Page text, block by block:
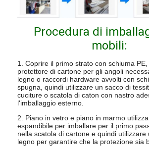
Procedura di
mobili:
1. Coprire il primo strato con schiuma
protettore di cartone per gli angoli
legno o raccordi hardware avvolti con
spugna, quindi utilizzare un sacco di
cuciture o scatola di caton con nastro
l'imballaggio esterno.
2. Piano in vetro e piano in marmo
espandibile per imballare per il primo
nella scatola di cartone e quindi utilizzare
legno per garantire che la protezione sia